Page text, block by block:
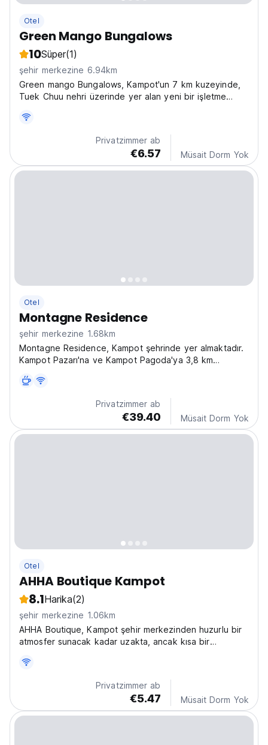
Otel
Green Mango Bungalows
10Süper(1)
şehir merkezine 6.94km
Green mango Bungalows, Kampot'un 7 km kuzeyinde,
Tuek Chuu nehri üzerinde yer alan yeni bir işletme
Privatzimmer ab
€6.57 Müsait Dorm Yok
Otel
Montagne Residence
şehir merkezine 1.68km
Montagne Residence, Kampot şehrinde yer almaktadır.
Kampot Pazarı'na ve Kampot Pagoda'ya 3,8 km
Privatzimmer ab
€39.40 Müsait Dorm Yok
Otel
AHHA Boutique Kampot
8.1Harika(2)
şehir merkezine 1.06km
AHHA Boutique, Kampot şehir merkezinden huzurlu bir
atmosfer sunacak kadar uzakta, ancak kısa bir
uluslararası ekibimiz kendinizi evinizde hissetmenizi
kolaylaştırırken, yıl boyu açık havuz ve bahçe
Privatzimmer ab
€5.47 Müsait Dorm Yok